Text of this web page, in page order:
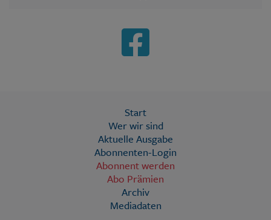
Start
Wer wir sind
Aktuelle Ausgabe
Abonnenten-Login
Abonnent werden
Abo Prämien
Archiv
Mediadaten